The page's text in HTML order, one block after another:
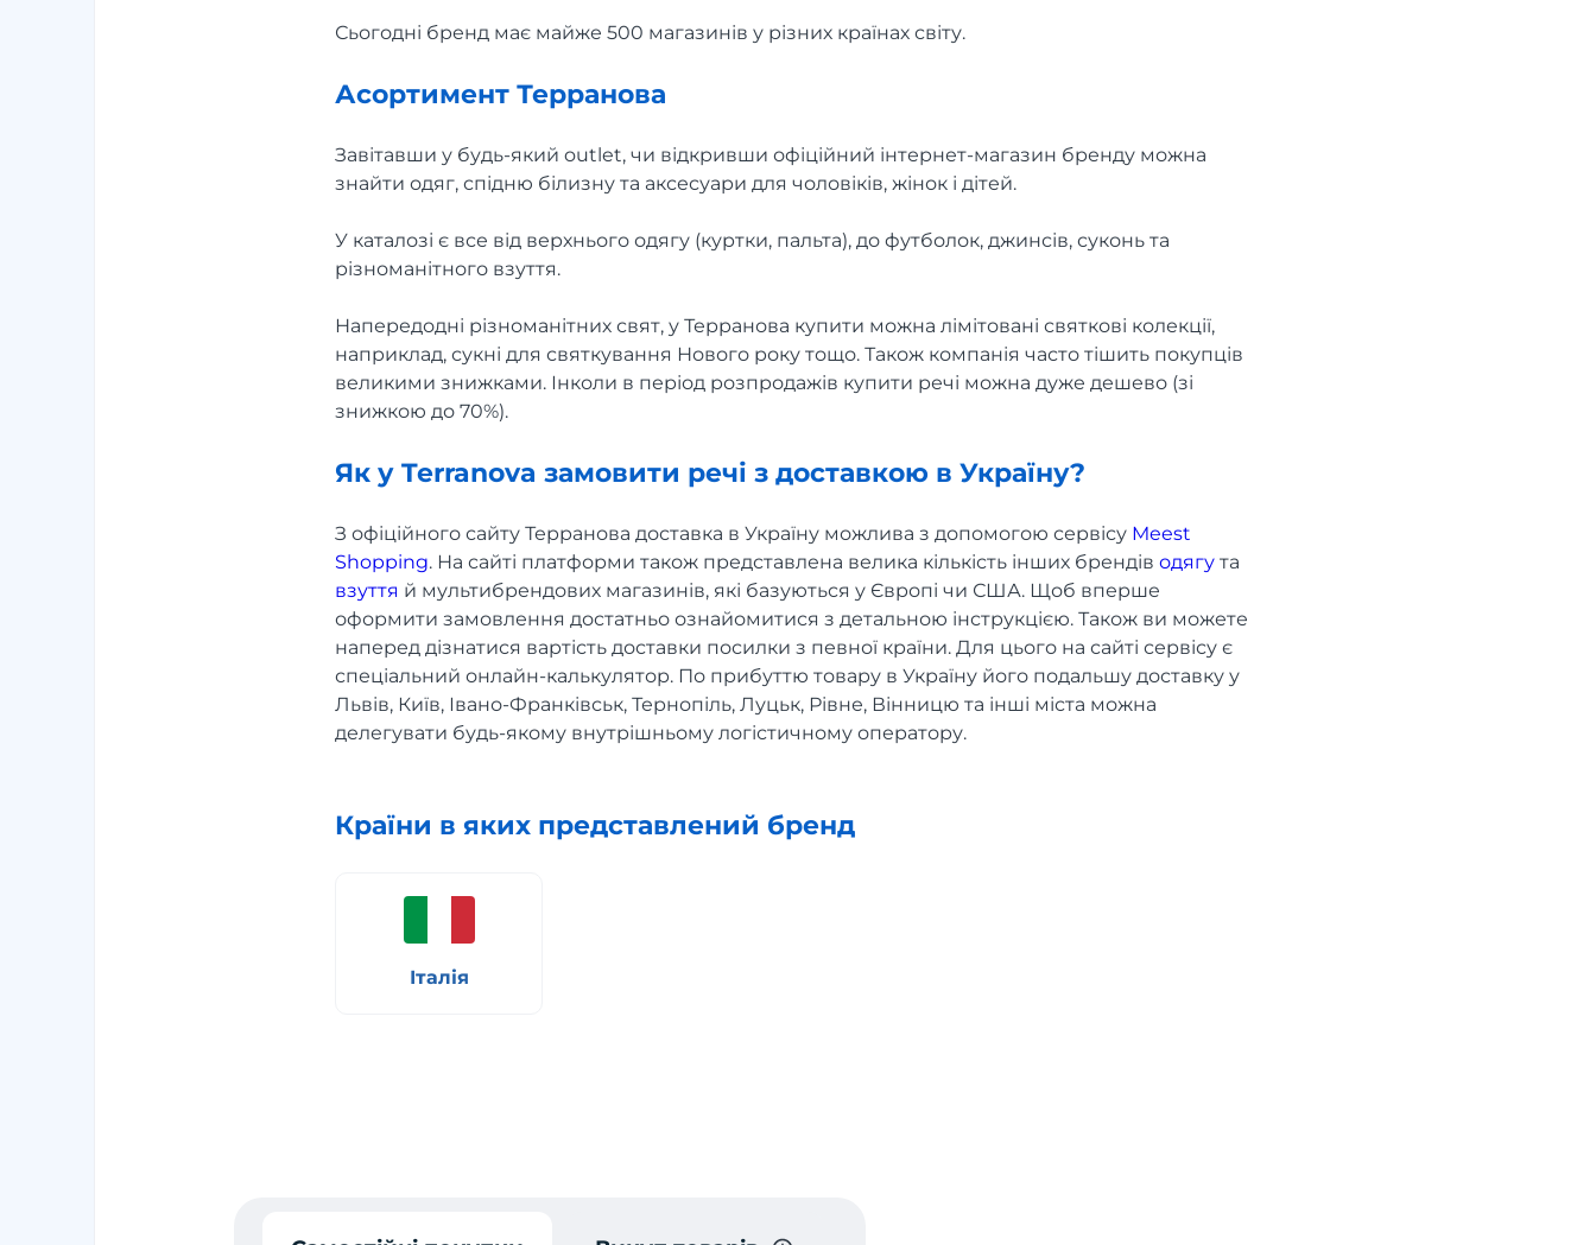
Сьогодні бренд має майже 500 магазинів у різних країнах світу.
Асортимент Терранова
Завітавши у будь-який outlet, чи відкривши офіційний інтернет-магазин бренду можна
знайти одяг, спідню білизну та аксесуари для чоловіків, жінок і дітей.
У каталозі є все від верхнього одягу (куртки, пальта), до футболок, джинсів, суконь та
різноманітного взуття.
Напередодні різноманітних свят, у Терранова купити можна лімітовані святкові колекції,
наприклад, сукні для святкування Нового року тощо. Також компанія часто тішить покупців
великими знижками. Інколи в період розпродажів купити речі можна дуже дешево (зі
знижкою до 70%).
Як у Terranova замовити речі з доставкою в Україну?
З офіційного сайту Терранова доставка в Україну можлива з допомогою сервісу Meest
Shopping. На сайті платформи також представлена велика кількість інших брендів одягу та
взуття й мультибрендових магазинів, які базуються у Європі чи США. Щоб вперше
оформити замовлення достатньо ознайомитися з детальною інструкцією. Також ви можете
наперед дізнатися вартість доставки посилки з певної країни. Для цього на сайті сервісу є
спеціальний онлайн-калькулятор. По прибуттю товару в Україну його подальшу доставку у
Львів, Київ, Івано-Франківськ, Тернопіль, Луцьк, Рівне, Вінницю та інші міста можна
делегувати будь-якому внутрішньому логістичному оператору.
Країни в яких представлений бренд
Італія